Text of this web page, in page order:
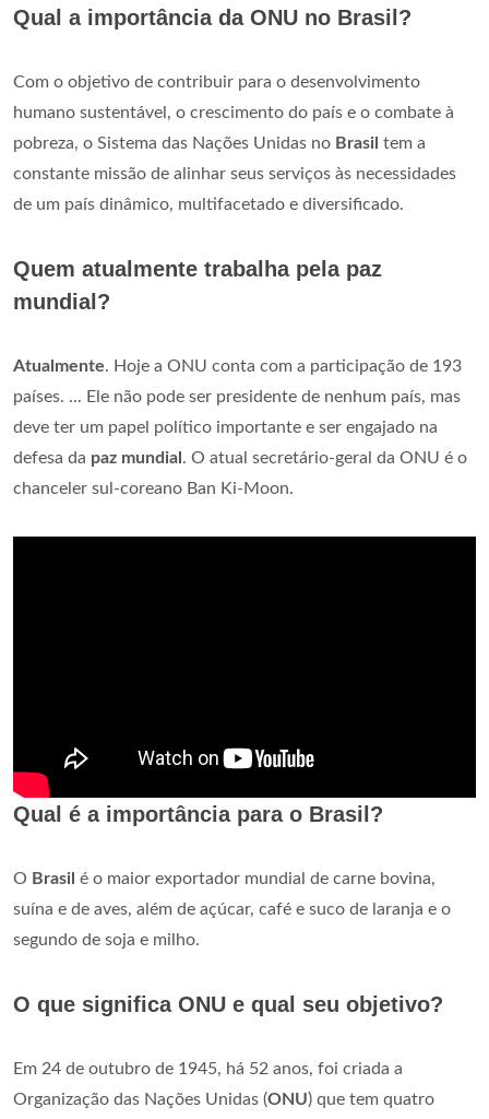
Qual a importância da ONU no Brasil?
Com o objetivo de contribuir para o desenvolvimento
humano sustentável, o crescimento do país e o combate à
pobreza, o Sistema das Nações Unidas no Brasil tem a
constante missão de alinhar seus serviços às necessidades
de um país dinâmico, multifacetado e diversificado.
Quem atualmente trabalha pela paz
mundial?
Atualmente. Hoje a ONU conta com a participação de 193
países. ... Ele não pode ser presidente de nenhum país, mas
deve ter um papel político importante e ser engajado na
defesa da paz mundial . O atual secretário-geral da ONU é o
chanceler sul-coreano Ban Ki-Moon.
Qual é a importância para o Brasil?
O Brasil é o maior exportador mundial de carne bovina,
suína e de aves, além de açúcar, café e suco de laranja e o
segundo de soja e milho.
O que significa ONU e qual seu objetivo?
Em 24 de outubro de 1945, há 52 anos, foi criada a
Organização das Nações Unidas (ONU) que tem quatro